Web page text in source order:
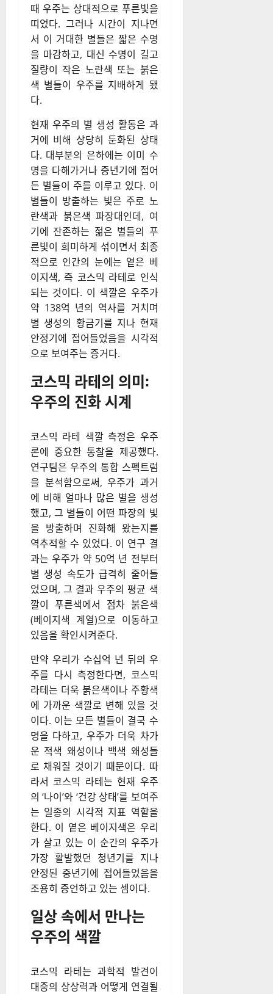
때 우주는 상대적으로 푸른빛을
띠었다. 그러나 시간이 지나면
서 이 거대한 별들은 짧은 수명
을 마감하고, 대신 수명이 길고
질량이 작은 노란색 또는 붉은
색 별들이 우주를 지배하게 됐
다.
현재 우주의 별 생성 활동은 과
거에 비해 상당히 둔화된 상태
다. 대부분의 은하에는 이미 수
명을 다해가거나 중년기에 접어
든 별들이 주를 이루고 있다. 이
별들이 방출하는 빛은 주로 노
란색과 붉은색 파장대인데, 여
기에 잔존하는 젊은 별들의 푸
른빛이 희미하게 섞이면서 최종
적으로 인간의 눈에는 옅은 베
이지색, 즉 코스믹 라테로 인식
되는 것이다. 이 색깔은 우주가
약 138억 년의 역사를 거치며
별 생성의 황금기를 지나 현재
안정기에 접어들었음을 시각적
으로 보여주는 증거다.
코스믹 라테의 의미:
우주의 진화 시계
코스믹 라테 색깔 측정은 우주
론에 중요한 통찰을 제공했다.
연구팀은 우주의 통합 스펙트럼
을 분석함으로써, 우주가 과거
에 비해 얼마나 많은 별을 생성
했고, 그 별들이 어떤 파장의 빛
을 방출하며 진화해 왔는지를
역추적할 수 있었다. 이 연구 결
과는 우주가 약 50억 년 전부터
별 생성 속도가 급격히 줄어들
었으며, 그 결과 우주의 평균 색
깔이 푸른색에서 점차 붉은색
(베이지색 계열)으로 이동하고
있음을 확인시켜준다.
만약 우리가 수십억 년 뒤의 우
주를 다시 측정한다면, 코스믹
라테는 더욱 붉은색이나 주황색
에 가까운 색깔로 변해 있을 것
이다. 이는 모든 별들이 결국 수
명을 다하고, 우주가 더욱 차가
운 적색 왜성이나 백색 왜성들
로 채워질 것이기 때문이다. 따
라서 코스믹 라테는 현재 우주
의 ‘나이’와 ‘건강 상태’를 보여주
는 일종의 시각적 지표 역할을
한다. 이 옅은 베이지색은 우리
가 살고 있는 이 순간의 우주가
가장 활발했던 청년기를 지나
안정된 중년기에 접어들었음을
조용히 증언하고 있는 셈이다.
일상 속에서 만나는
우주의 색깔
코스믹 라테는 과학적 발견이
대중의 상상력과 어떻게 연결될